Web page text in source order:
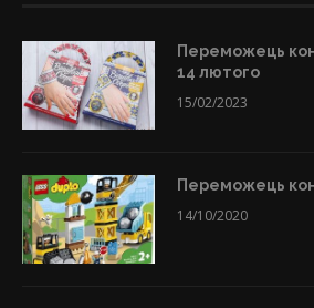
Переможець
14 лютого
15/02/2023
Переможець
14/10/2020